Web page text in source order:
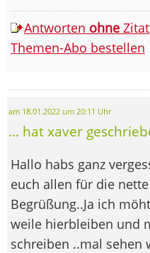
Antworten ohne Zitat
Themen-Abo bestellen
am 18.01.2022 um 20:11 Uhr
... hat xaver
Hallo habs ganz
euch allen für die nette
Begrüßung..Ja ich
weile hierbleiben und
schreiben ..mal sehen